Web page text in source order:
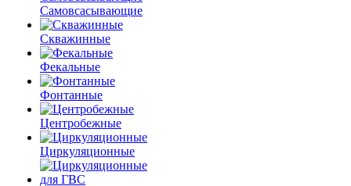
Самовсасывающие
Скважинные
Фекальные
Фонтанные
Центробежные
Циркуляционные